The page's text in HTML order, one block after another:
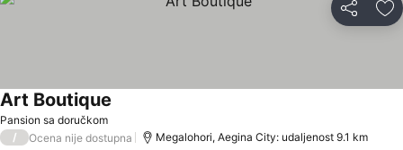
Deli
Pansion sa doručkom
Art Boutique
/ Ocena nije dostupna Megalohori, Aegina City: udaljenost 9.1 km